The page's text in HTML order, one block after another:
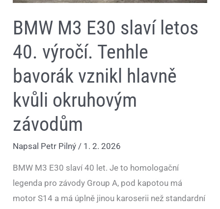
BMW M3 E30 slaví letos
40. výročí. Tenhle
bavorák vznikl hlavně
kvůli okruhovým
závodům
Napsal Petr Pilný / 1. 2. 2026
BMW M3 E30 slaví 40 let. Je to homologační
legenda pro závody Group A, pod kapotou má
motor S14 a má úplně jinou karoserii než standardní